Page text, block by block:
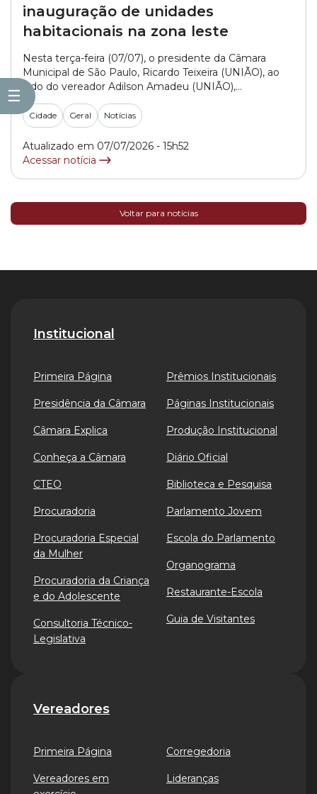
☰
inauguração de unidades
habitacionais na zona leste
Nesta terça-feira (07/07), o presidente da Câmara
Municipal de São Paulo, Ricardo Teixeira (UNIÃO), ao
lado do vereador Adilson Amadeu (UNIÃO),
representaram o Legislativo paulistano na cerimônia
de entrega de 296 unidades habitacionais na região da
Mooca, zona leste da cidade. O empreendimento faz
parte do programa “Pode Entrar” da Prefeitura da
Cidade Geral Notícias
Atualizado em 07/07/2026 - 15h52
Acessar notícia
Voltar para notícias
Institucional
Primeira Página
Presidência da Câmara
Câmara Explica
Conheça a Câmara
CTEO
Procuradoria
Procuradoria Especial
da Mulher
Procuradoria da Criança
e do Adolescente
Consultoria Técnico-
Legislativa
Prêmios Institucionais
Páginas Institucionais
Produção Institucional
Diário Oficial
Biblioteca e Pesquisa
Parlamento Jovem
Escola do Parlamento
Organograma
Restaurante-Escola
Guia de Visitantes
Vereadores
Primeira Página
Vereadores em
Corregedoria
Lideranças